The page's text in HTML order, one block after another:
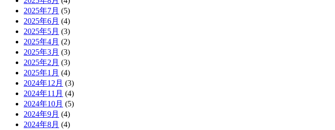
2025年7月 (5)
2025年6月 (4)
2025年5月 (3)
2025年4月 (2)
2025年3月 (3)
2025年2月 (3)
2025年1月 (4)
2024年12月 (3)
2024年11月 (4)
2024年10月 (5)
2024年9月 (4)
2024年8月 (4)